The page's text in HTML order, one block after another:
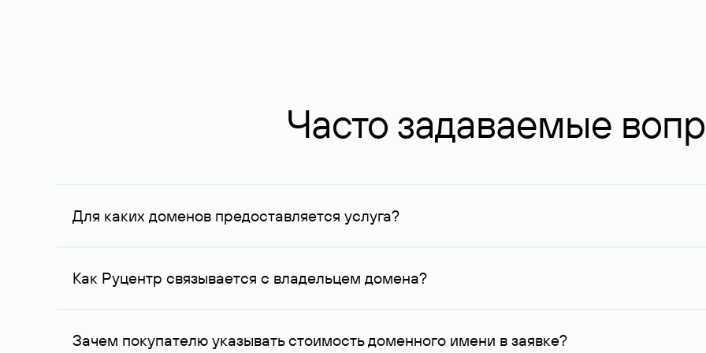
Часто задаваемые
Для каких доменов предоставляется услуга?
Услуга доступна для доменов, зарегистрированных в Руцентре и у других регистраторов. Для доменов,
Как Руцентр связывается с владельцем домена?
Для связи с владельцем домена используются его контактные данные, доступные Руцентру.
Зачем покупателю указывать стоимость доменного имени в заявке?